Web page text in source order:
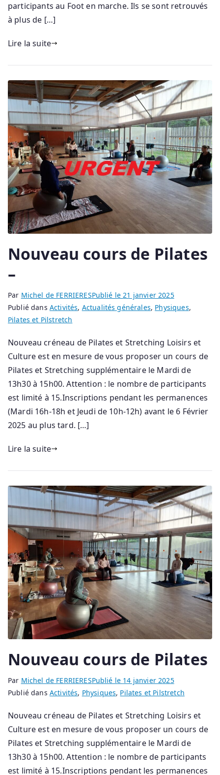
participants au Foot en marche. Ils se sont retrouvés
à plus de […]
Lire la suite
Nouveau cours de Pilates
–
Par Michel de FERRIERESPublié le21 janvier 2025
Publié dans Activités, Actualités générales, Physiques,
Pilates et Pilstretch
Nouveau créneau de Pilates et Stretching Loisirs et
Culture est en mesure de vous proposer un cours de
Pilates et Stretching supplémentaire le Mardi de
13h30 à 15h00. Attention : le nombre de participants
est limité à 15.Inscriptions pendant les permanences
(Mardi 16h-18h et Jeudi de 10h-12h) avant le 6 Février
2025 au plus tard. […]
Lire la suite
Nouveau cours de Pilates
Par Michel de FERRIERESPublié le 14 janvier 2025
Publié dans Activités, Physiques, Pilates et Pilstretch
Nouveau créneau de Pilates et Stretching Loisirs et
Culture est en mesure de vous proposer un cours de
Pilates et Stretching supplémentaire le Mardi de
13h30 à 15h00. Attention : le nombre de participants
est limité à 15.Inscriptions pendant les permanences